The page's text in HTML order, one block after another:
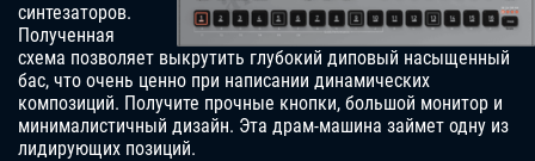
синтезаторов.
Полученная
схема позволяет выкрутить глубокий диповый насыщенный
бас, что очень ценно при написании динамических
композиций. Получите прочные кнопки, большой монитор и
минималистичный дизайн. Эта драм-машина займет одну из
лидирующих позиций.